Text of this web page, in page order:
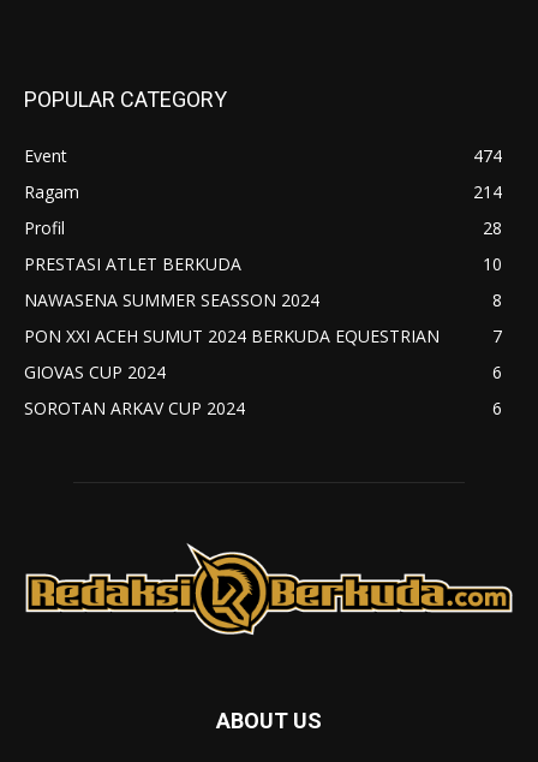
POPULAR CATEGORY
Event
474
Ragam
214
Profil
28
PRESTASI ATLET BERKUDA
10
NAWASENA SUMMER SEASSON 2024
8
PON XXI ACEH SUMUT 2024 BERKUDA EQUESTRIAN
7
GIOVAS CUP 2024
6
SOROTAN ARKAV CUP 2024
6
ABOUT US